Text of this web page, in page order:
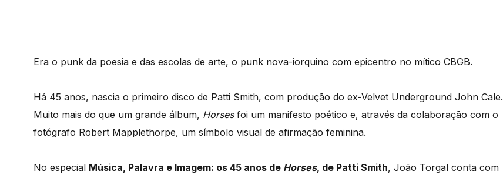
Era o punk da poesia e das escolas de arte, o punk nova-iorquino com epicentro no mítico CBGB.
Há 45 anos, nascia o primeiro disco de Patti Smith, com produção do ex-Velvet Underground John Cale.
Muito mais do que um grande álbum, Horsesfoi um manifesto poético e, através da colaboração com o
fotógrafo Robert Mapplethorpe, um símbolo visual de afirmação feminina.
No especial Música, Palavra e Imagem: os 45 anos de Horses, de Patti Smith, João Torgal conta com